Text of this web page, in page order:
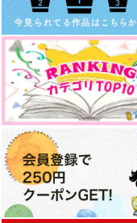
凡人生存戦略
人情紙風船